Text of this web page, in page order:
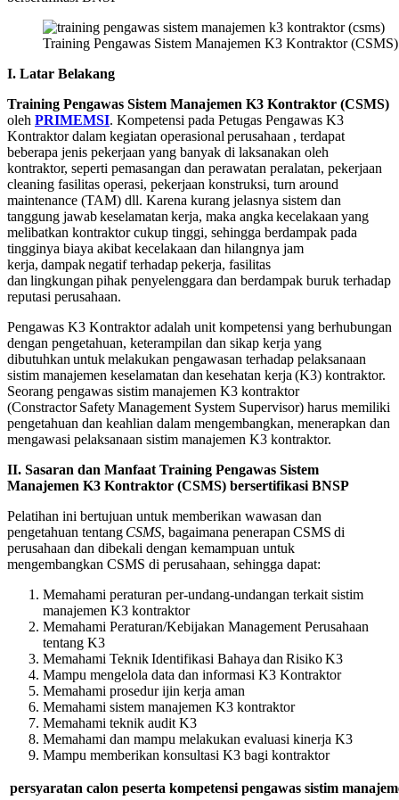
Training Pengawas Sistem Manajemen K3 Kontraktor
I. Latar Belakang
Training Pengawas Sistem Manajemen K3 Kontraktor (CSMS)
oleh PRIMEMSI. Kompetensi pada Petugas Pengawas K3
Kontraktor dalam kegiatan operasional perusahaan , terdapat
beberapa jenis pekerjaan yang banyak di laksanakan oleh
kontraktor, seperti pemasangan dan perawatan peralatan, pekerjaan
cleaning fasilitas operasi, pekerjaan konstruksi, turn around
maintenance (TAM) dll. Karena kurang jelasnya sistem dan
tanggung jawab keselamatan kerja, maka angka kecelakaan yang
melibatkan kontraktor cukup tinggi, sehingga berdampak pada
tingginya biaya akibat kecelakaan dan hilangnya jam
kerja, dampak negatif terhadap pekerja, fasilitas
dan lingkungan pihak penyelenggara dan berdampak buruk terhadap
reputasi perusahaan.
Pengawas K3 Kontraktor adalah unit kompetensi yang berhubungan
dengan pengetahuan, keterampilan dan sikap kerja yang
dibutuhkan untuk melakukan pengawasan terhadap pelaksanaan
sistim manajemen keselamatan dan kesehatan kerja (K3) kontraktor.
Seorang pengawas sistim manajemen K3 kontraktor
(Constractor Safety Management System Supervisor) harus memiliki
pengetahuan dan keahlian dalam mengembangkan, menerapkan dan
mengawasi pelaksanaan sistim manajemen K3 kontraktor.
II. Sasaran dan Manfaat Training Pengawas Sistem
Manajemen K3 Kontraktor (CSMS) bersertifikasi BNSP
Pelatihan ini bertujuan untuk memberikan wawasan dan
pengetahuan tentang CSMS, bagaimana penerapan CSMS di
perusahaan dan dibekali dengan kemampuan untuk
mengembangkan CSMS di perusahaan, sehingga dapat:
Memahami peraturan per-undang-undangan terkait sistim
manajemen K3 kontraktor
Memahami Peraturan/Kebijakan Management Perusahaan
tentang K3
Memahami Teknik Identifikasi Bahaya dan Risiko K3
Mampu mengelola data dan informasi K3 Kontraktor
Memahami prosedur ijin kerja aman
Memahami sistem manajemen K3 kontraktor
Memahami teknik audit K3
Memahami dan mampu melakukan evaluasi kinerja K3
Mampu memberikan konsultasi K3 bagi kontraktor
persyaratan calon peserta kompetensi pengawas sistim